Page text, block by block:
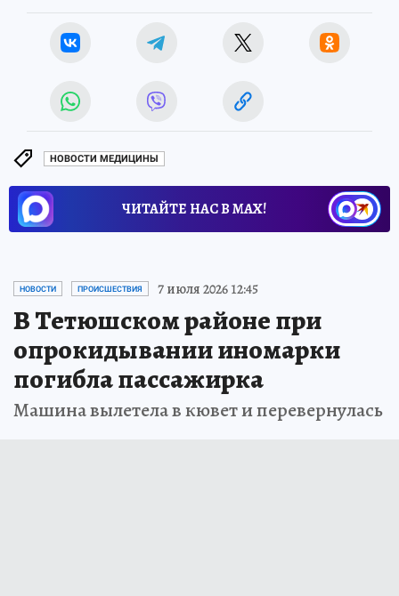
НОВОСТИ МЕДИЦИНЫ
ЧИТАЙТЕ НАС В МАХ!
НОВОСТИ ПРОИСШЕСТВИЯ 7 июля 2026 12:45
В Тетюшском районе при
опрокидывании иномарки
погибла пассажирка
Машина вылетела в кювет и перевернулась